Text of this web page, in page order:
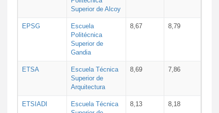
Superior de Alcoy
EPSG
Escuela
Politécnica
Superior de
Gandia
8,67 8,79
ETSA
Escuela Técnica
Superior de
Arquitectura
8,69 7,86
ETSIADI
Escuela Técnica
8,13 8,18